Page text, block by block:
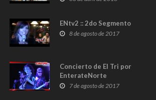
ENtv2 :: 2do Segmento
8 de agosto de 2017
Concierto de El Tri por
EnterateNorte
7 de agosto de 2017